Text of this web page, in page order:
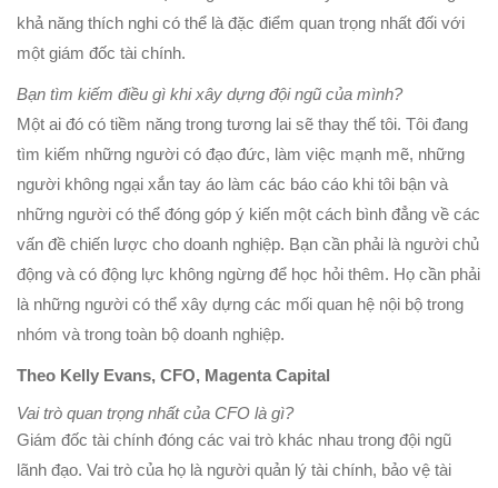
khả năng thích nghi có thể là đặc điểm quan trọng nhất đối với
một giám đốc tài chính.
Bạn tìm kiếm điều gì khi xây dựng đội ngũ của mình?
Một ai đó có tiềm năng trong tương lai sẽ thay thế tôi. Tôi đang
tìm kiếm những người có đạo đức, làm việc mạnh mẽ, những
người không ngại xắn tay áo làm các báo cáo khi tôi bận và
những người có thể đóng góp ý kiến một cách bình đẳng về các
vấn đề chiến lược cho doanh nghiệp. Bạn cần phải là người chủ
động và có động lực không ngừng để học hỏi thêm. Họ cần phải
là những người có thể xây dựng các mối quan hệ nội bộ trong
nhóm và trong toàn bộ doanh nghiệp.
Theo Kelly Evans, CFO, Magenta Capital
Vai trò quan trọng nhất của CFO là gì?
Giám đốc tài chính đóng các vai trò khác nhau trong đội ngũ
lãnh đạo. Vai trò của họ là người quản lý tài chính, bảo vệ tài